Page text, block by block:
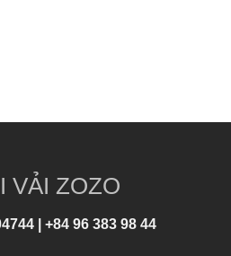
VẢI ZOZO
| +84 96 383 98 44